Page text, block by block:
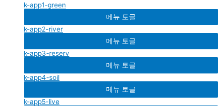
k-app1-green
메뉴 토글
k-app2-river
메뉴 토글
k-app3-reserv
메뉴 토글
k-app4-soil
메뉴 토글
k-app5-live